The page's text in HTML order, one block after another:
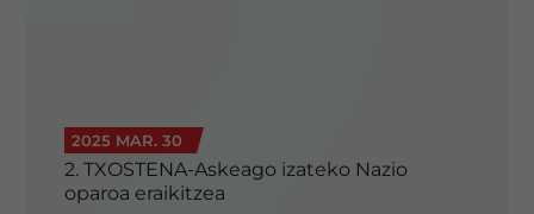
2025 MAR. 30
2. TXOSTENA-Askeago izateko Nazio
oparoa eraikitzea